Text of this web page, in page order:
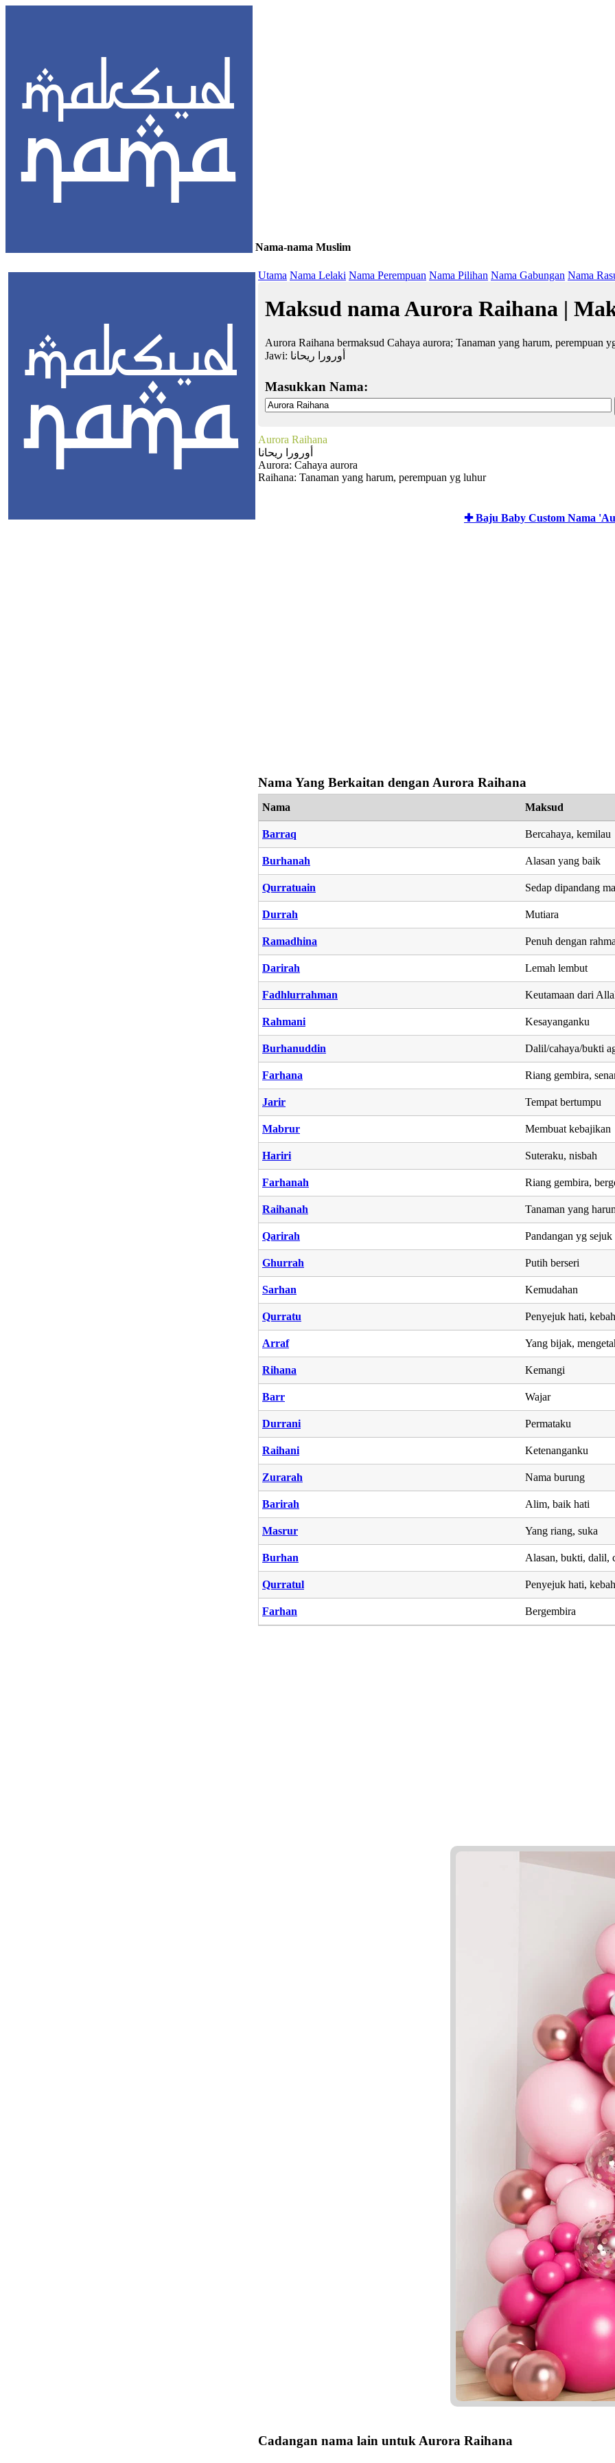
Nama-nama Muslim
Utama Nama Lelaki Nama Perempuan Nama Pilihan Nama Gabungan Nama
Maksud nama Aurora Raihana |
Aurora Raihana bermaksud Cahaya aurora; Tanaman yang harum, perempuan
Jawi: أورورا ريحانا
Masukkan Nama:
Aurora Raihana
أورورا ريحانا
Aurora: Cahaya aurora
Raihana: Tanaman yang harum, perempuan yg luhur
✚ Baju Baby Custom Nama
Nama Yang Berkaitan dengan Aurora Raihana
Nama Maksud
Barraq Bercahaya, kemilau
Burhanah Alasan yang baik
Qurratuain Sedap dipandang
Durrah Mutiara
Ramadhina Penuh dengan
Darirah Lemah lembut
Fadhlurrahman Keutamaan dari
Rahmani Kesayanganku
Burhanuddin Dalil/cahaya/bukti
Farhana Riang gembira,
Jarir Tempat bertumpu
Mabrur Membuat kebajikan
Hariri Suteraku, nisbah
Farhanah Riang gembira,
Raihanah Tanaman yang
Qarirah Pandangan yg sejuk
Ghurrah Putih berseri
Sarhan Kemudahan
Qurratu Penyejuk hati,
Arraf Yang bijak,
Rihana Kemangi
Barr Wajar
Durrani Permataku
Raihani Ketenanganku
Zurarah Nama burung
Barirah Alim, baik hati
Masrur Yang riang, suka
Burhan Alasan, bukti, dalil,
Qurratul Penyejuk hati,
Farhan Bergembira
Cadangan nama lain untuk Aurora Raihana